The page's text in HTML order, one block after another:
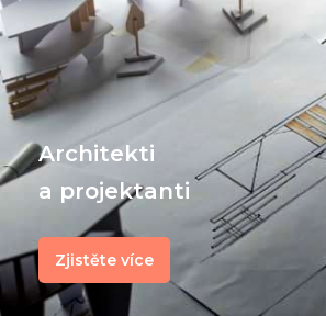
Architekti
a projektanti
Zjistěte více